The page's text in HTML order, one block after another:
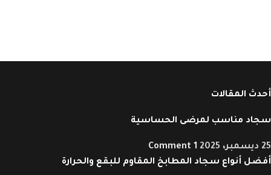
أحدث المقالات
سجاد مناسب لمرضى الحساسية
25 ديسمبر، 2025
1 Comment
أفضل أنواع سجاد المطابخ المقاوم للبقع والحرارة